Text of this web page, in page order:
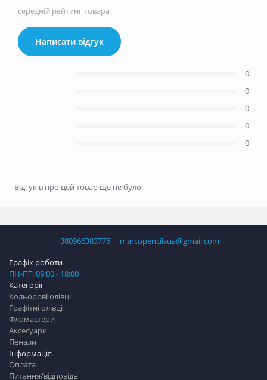
середній рейтинг товара
Написати відгук
0
0
0
0
0
Відгуків про цей товар ще не було.
+380966383775 marcopencilsua@gmail.com
Категорії
Кольорові олівці
Графітні олівці
Фломастери
Аксесуари
Пенали
Інформація
Оплата
Питання/відповідь
Графік роботи
ПН-ПТ: 09:00 - 18:00